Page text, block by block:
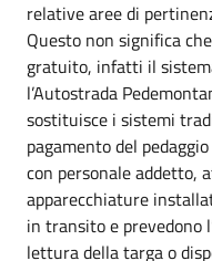
relative aree di
Questo non significa
gratuito, infatti il
l’Autostrada
sostituisce i sistemi
pagamento del
con personale addetto,
apparecchiature
in transito e prevedono
lettura della targa o